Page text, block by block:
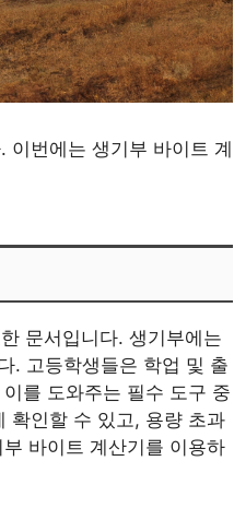
이번에는 생기부 바이트 계
문서입니다. 생기부에는
. 고등학생들은 학업 및 출
를 도와주는 필수 도구 중
확인할 수 있고, 용량 초과
바이트 계산기를 이용하